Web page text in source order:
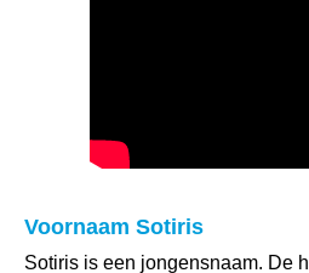
Voornaam Sotiris
Sotiris is een jongensnaam. De